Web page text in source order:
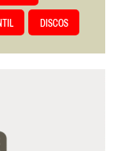
DISCOS